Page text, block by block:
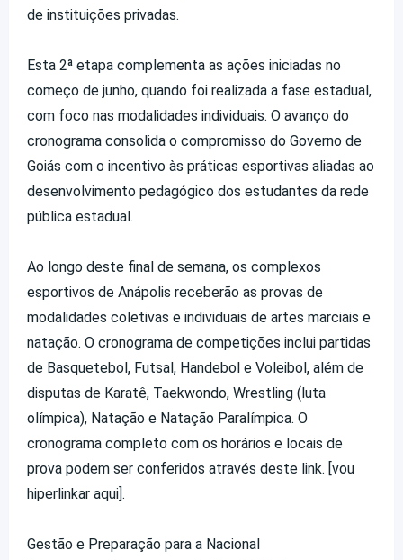
de instituições privadas.
Esta 2ª etapa complementa as ações iniciadas no
começo de junho, quando foi realizada a fase estadual,
com foco nas modalidades individuais. O avanço do
cronograma consolida o compromisso do Governo de
Goiás com o incentivo às práticas esportivas aliadas ao
desenvolvimento pedagógico dos estudantes da rede
pública estadual.
Ao longo deste final de semana, os complexos
esportivos de Anápolis receberão as provas de
modalidades coletivas e individuais de artes marciais e
natação. O cronograma de competições inclui partidas
de Basquetebol, Futsal, Handebol e Voleibol, além de
disputas de Karatê, Taekwondo, Wrestling (luta
olímpica), Natação e Natação Paralímpica. O
cronograma completo com os horários e locais de
prova podem ser conferidos através deste link. [vou
hiperlinkar aqui].
Gestão e Preparação para a Nacional